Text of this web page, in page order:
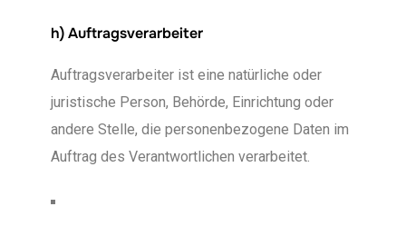
h) Auftragsverarbeiter
Auftragsverarbeiter ist eine natürliche oder
juristische Person, Behörde, Einrichtung oder
andere Stelle, die personenbezogene Daten im
Auftrag des Verantwortlichen verarbeitet.